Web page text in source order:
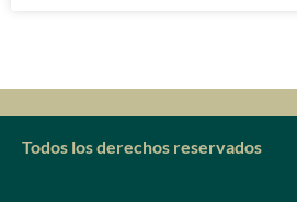
Todos los derechos reservados